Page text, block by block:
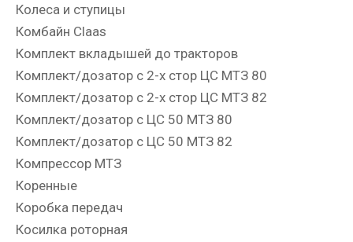
Колеса и ступицы
Комбайн Claas
Комплект вкладышей до тракторов
Комплект/дозатор с 2-х стор ЦС МТЗ 80
Комплект/дозатор с 2-х стор ЦС МТЗ 82
Комплект/дозатор с ЦС 50 МТЗ 80
Комплект/дозатор с ЦС 50 МТЗ 82
Компрессор МТЗ
Коренные
Коробка передач
Косилка роторная